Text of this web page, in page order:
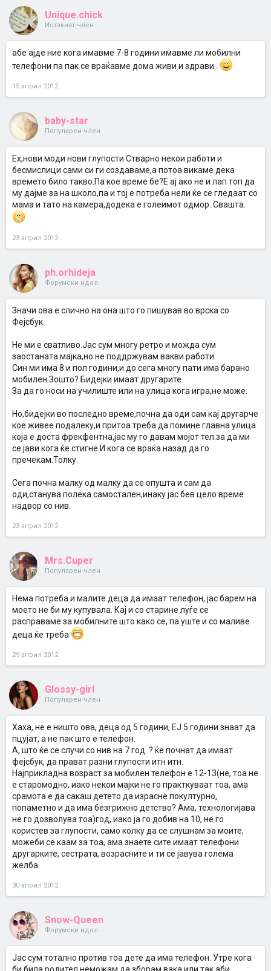
Unique.chick
Истакнат член
абе ајде ние кога имавме 7-8 години имавме ли мобилни
телефони па пак се враќавме дома живи и здрави..
15 април 2012
baby-star
Популарен член
Eх,нови моди нови глупости.Стварно некои работи и
бесмислици сами си ги создаваме,а потоа викаме дека
времето било такво.Па кое време бе?Е ај ако не и лап топ да
му дајме за на школо,па и тој е потреба нели ќе се гледаат со
мама и тато на камера,додека е голеимот одмор..Свашта.
23 април 2012
ph.orhideja
Форумски идол
Значи ова е слично на она што го пишував во врска со
Фејсбук.
Не ми е сватливо.Јас сум многу ретро и можда сум
заостаната мајка,но не поддржувам вакви работи.
Син ми има 8 и пол години,и до сега многу пати има барано
мобилен.Зошто? Бидејки имаат другарите.
За да го носи на училиште или на улица кога игра,не може.
Но,бидејки во последно време,почна да оди сам кај другарче
кое живее подалеку,и притоа треба да помине главна улица
која е доста фрекфентна,јас му го давам мојот тел.за да ми
се јави кога ќе стигне.И кога се враќа назад да го
пречекам.Толку.
Сега почна малку од малку да се опушта и сам да
оди,станува полека самостален,инаку јас бев цело време
надвор со нив.
23 април 2012
Mrs.Cuper
Популарен член
Нема потреба и малите деца да имаат телефон, јас барем на
моето не би му купувала. Кај и со старине луѓе се
расправаме за мобилните што како се, па уште и со маливе
деца ќе треба
29 април 2012
Glossy-girl
Популарен член
Хаха, не е ништо ова, деца од 5 години, ЕЈ 5 години знаат да
пцујат, а не пак што е телефон.
А, што ќе се случи со нив на 7 год. ? ќе почнат да имаат
фејсбук, да прават разни глупости итн итн.
Најприкладна возраст за мобилен телефон е 12-13(не, тоа не
е старомодно, иако некои мајки не го практкуваат тоа, ама
срамота е да сакаш детето да израсне покултурно,
попаметно и да има безгрижно детство? Ама, технологијава
не го дозволува тоа)год, иако ја го добив на 10, не го
користев за глупости, само колку да се слушнам за моите,
можеби се каам за тоа, ама знаете сите имаат телефони
другарките, сестрата, возрасните и ти се јавува голема
желба.
30 април 2012
Snow-Queen
Форумски идол
Јас сум тотално против тоа дете да има телефон. Утре кога